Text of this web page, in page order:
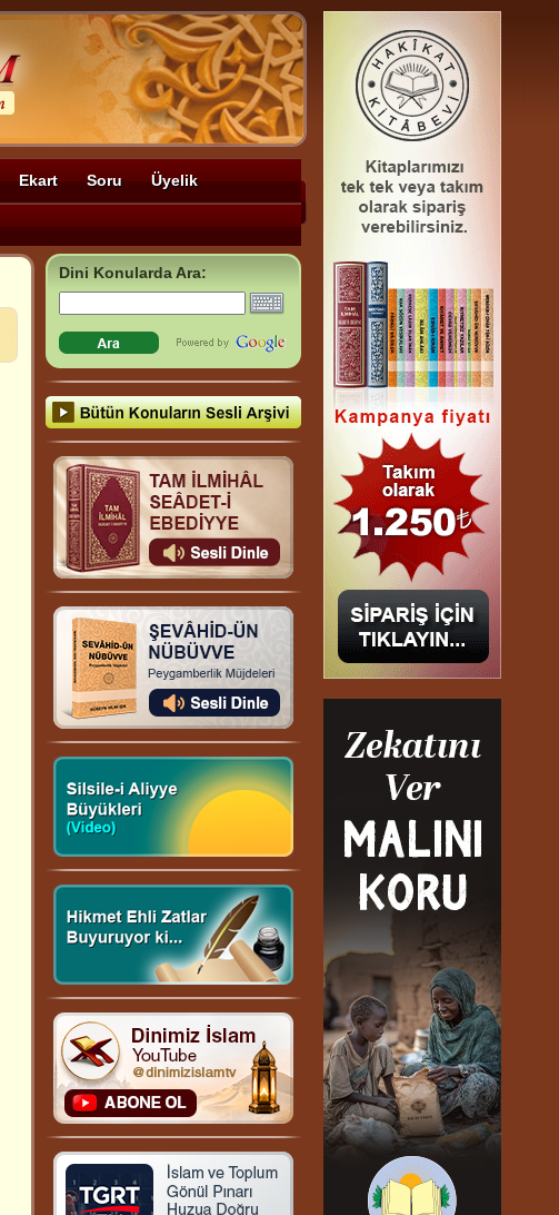
Ekart Soru Üyelik
Dini Konularda Ara: